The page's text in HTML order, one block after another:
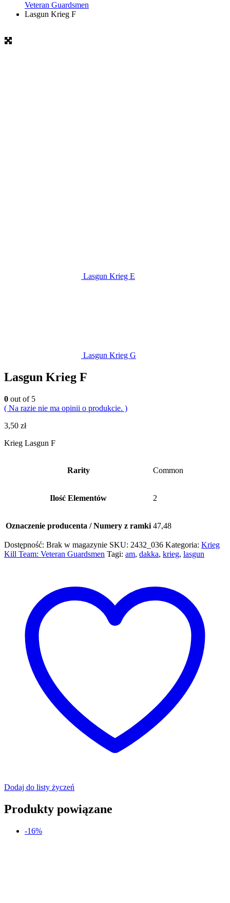
Veteran Guardsmen
Lasgun Krieg F
Lasgun Krieg E
Lasgun Krieg G
Lasgun Krieg F
0 out of 5
( Na razie nie ma opinii o produkcie. )
3,50 zł
Krieg Lasgun F
Rarity Common
Ilość Elementów 2
Oznaczenie producenta / Numery z ramki 47,48
Dostępność: Brak w magazynie SKU: 2432_036 Kategoria: Krieg
Kill Team: Veteran Guardsmen Tagi: am, dakka, krieg, lasgun
Dodaj do listy życzeń
Produkty powiązane
-16%